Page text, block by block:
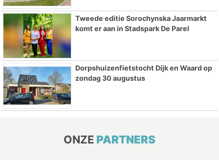
Tweede editie Sorochynska Jaarmarkt
komt er aan in Stadspark De Parel
Dorpshuizenfietstocht Dijk en Waard op
zondag 30 augustus
ONZE PARTNERS